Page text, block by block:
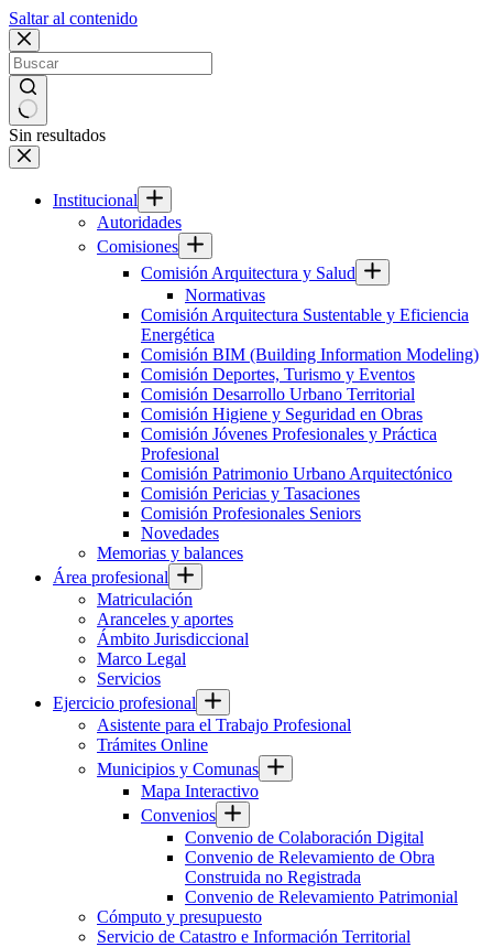
Saltar al contenido
Sin resultados
Institucional
Autoridades
Comisiones
Comisión Arquitectura y Salud
Normativas
Comisión Arquitectura Sustentable y Eficiencia
Energética
Comisión BIM (Building Information Modeling)
Comisión Deportes, Turismo y Eventos
Comisión Desarrollo Urbano Territorial
Comisión Higiene y Seguridad en Obras
Comisión Jóvenes Profesionales y Práctica
Profesional
Comisión Patrimonio Urbano Arquitectónico
Comisión Pericias y Tasaciones
Comisión Profesionales Seniors
Novedades
Memorias y balances
Área profesional
Matriculación
Aranceles y aportes
Ámbito Jurisdiccional
Marco Legal
Servicios
Ejercicio profesional
Asistente para el Trabajo Profesional
Trámites Online
Municipios y Comunas
Mapa Interactivo
Convenios
Convenio de Colaboración Digital
Convenio de Relevamiento de Obra
Construida no Registrada
Convenio de Relevamiento Patrimonial
Cómputo y presupuesto
Servicio de Catastro e Información Territorial